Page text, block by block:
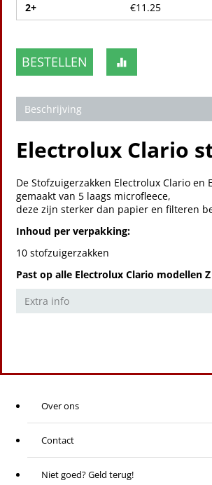
2+
€11.25
BESTELLEN
Beschrijving
Electrolux Clario
De Stofzuigerzakken Electrolux Clario en
gemaakt van 5 laags microfleece,
deze zijn sterker dan papier en filteren
Inhoud per verpakking:
10 stofzuigerzakken
Past op alle Electrolux Clario modellen Z
Extra info
Over ons
Contact
Niet goed? Geld terug!